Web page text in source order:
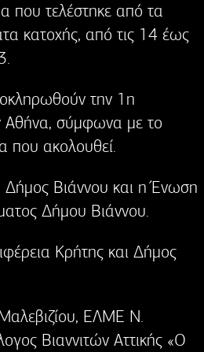
που τελέστηκε από τα
κατοχής, από τις 14 έως
την 1η
σύμφωνα με το
που ακολουθεί.
Δήμος Βιάννου και η Ένωση
Δήμου Βιάννου.
Κρήτης και Δήμος
ΕΛΜΕ Ν.
Βιαννιτών Αττικής «Ο